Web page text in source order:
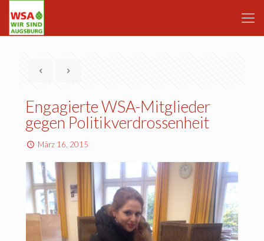
Engagierte WSA-Mitglieder
gegen Politikverdrossenheit
März 16, 2015